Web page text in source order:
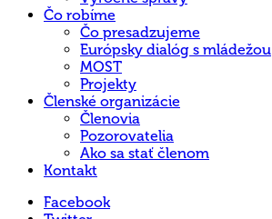
Čo robíme
Čo presadzujeme
Európsky dialóg s mládežou
MOST
Projekty
Členské organizácie
Členovia
Pozorovatelia
Ako sa stať členom
Kontakt
Facebook